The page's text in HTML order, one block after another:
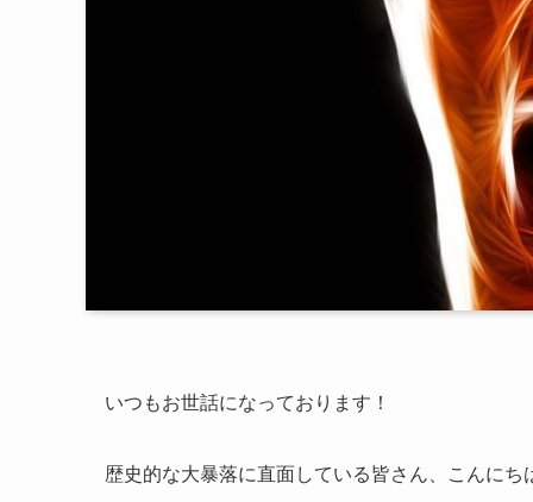
いつもお世話になっております！
歴史的な大暴落に直面している皆さん、こんにち